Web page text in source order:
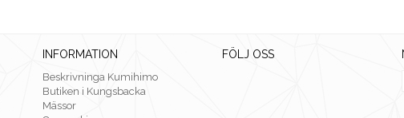
INFORMATION
Beskrivninga Kumihimo
Butiken i Kungsbacka
Mässor
FÖLJ OSS